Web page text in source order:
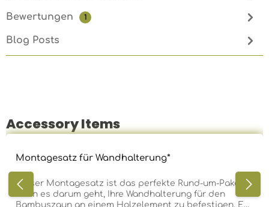
Bewertungen 1
Blog Posts
Produktgalerie überspringen
Accessory Items
Montagesatz für Wandhalterung*
Dieser Montagesatz ist das perfekte Rund-um-Paket,
wenn es darum geht, Ihre Wandhalterung für den
Bambuszaun an einem Holzelement zu befestigen. Es